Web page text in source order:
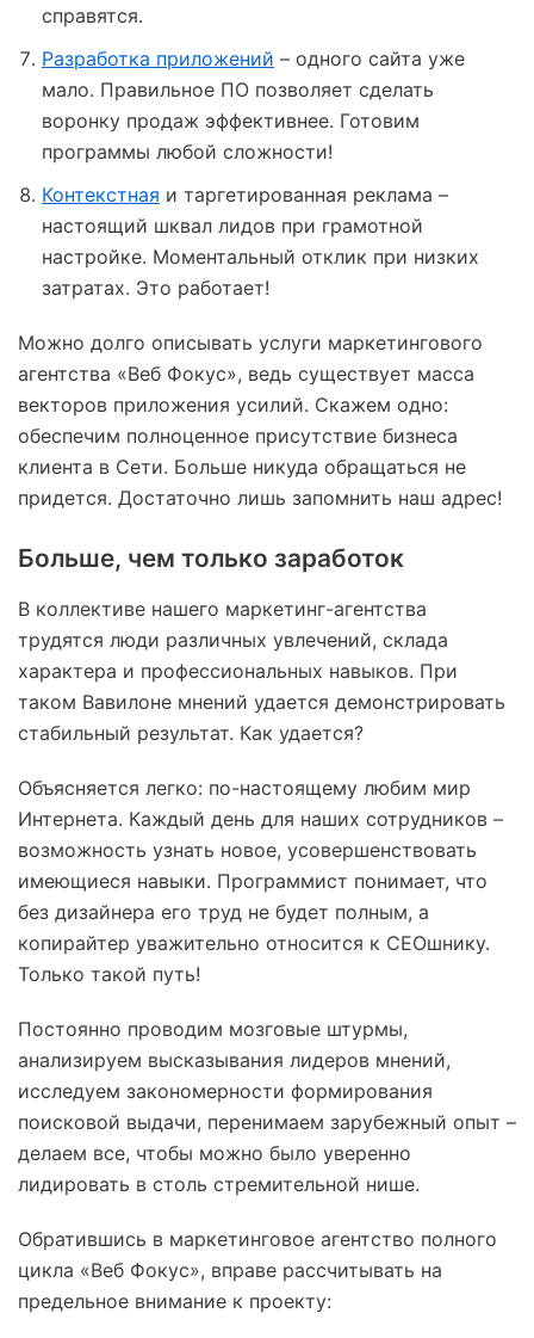
справятся.
Разработка приложений – одного сайта уже
мало. Правильное ПО позволяет сделать
воронку продаж эффективнее. Готовим
программы любой сложности!
Контекстная и таргетированная реклама –
настоящий шквал лидов при грамотной
настройке. Моментальный отклик при низких
затратах. Это работает!
Можно долго описывать услуги маркетингового
агентства «Веб Фокус», ведь существует масса
векторов приложения усилий. Скажем одно:
обеспечим полноценное присутствие бизнеса
клиента в Сети. Больше никуда обращаться не
придется. Достаточно лишь запомнить наш адрес!
Больше, чем только заработок
В коллективе нашего маркетинг-агентства
трудятся люди различных увлечений, склада
характера и профессиональных навыков. При
таком Вавилоне мнений удается демонстрировать
стабильный результат. Как удается?
Объясняется легко: по-настоящему любим мир
Интернета. Каждый день для наших сотрудников –
возможность узнать новое, усовершенствовать
имеющиеся навыки. Программист понимает, что
без дизайнера его труд не будет полным, а
копирайтер уважительно относится к СЕОшнику.
Только такой путь!
Постоянно проводим мозговые штурмы,
анализируем высказывания лидеров мнений,
исследуем закономерности формирования
поисковой выдачи, перенимаем зарубежный опыт –
делаем все, чтобы можно было уверенно
лидировать в столь стремительной нише.
Обратившись в маркетинговое агентство полного
цикла «Веб Фокус», вправе рассчитывать на
предельное внимание к проекту: